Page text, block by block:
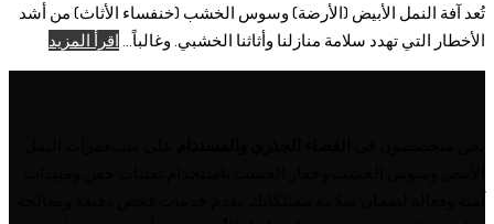
تُعد آفة النمل الأبيض (الأرضة) وسوس الخشب (خنفساء الأثاث) من أشد
الأخطار التي تهدد سلامة منازلنا وأثاثنا الخشبي. وغالباً...اقرأ المزيد
آمنة وفعالة لضمان سلامة ممتلكاتك. نقدم خدمات فحص دقيقة ومعالجة